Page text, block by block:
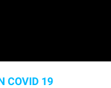
COVID 19